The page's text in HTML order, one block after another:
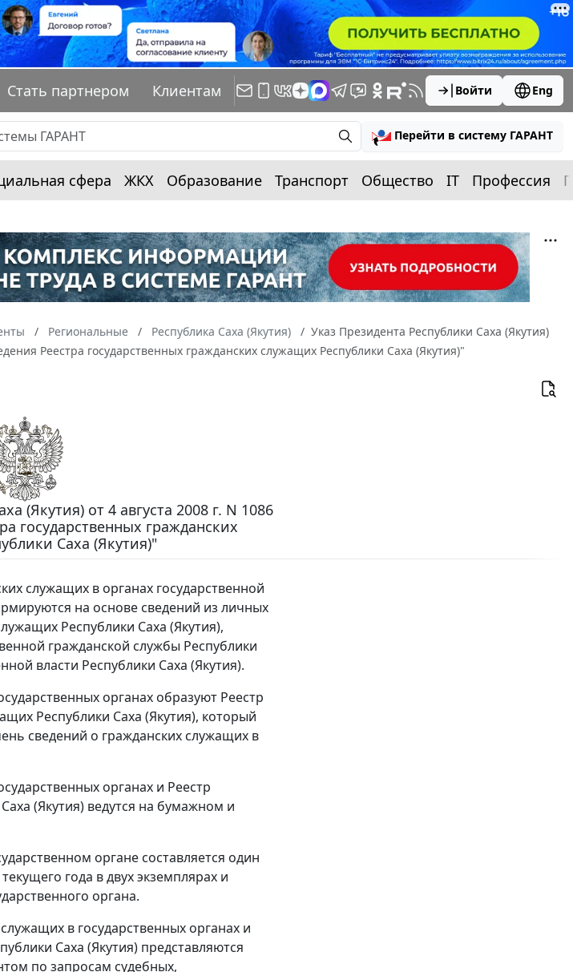
Стать партнером Клиентам Войти Eng
Перейти в систему ГАРАНТ
сфера ЖКХ Образование Транспорт Общество IT Профессия
Региональные Республика Саха (Якутия)
Указ Президента Республики Саха (Якутия)
Реестра государственных гражданских служащих Республики Саха (Якутия)"
(Якутия) от 4 августа 2008 г. N 1086
государственных гражданских
Саха (Якутия)"
служащих в органах государственной
на основе сведений из личных
Республики Саха (Якутия),
гражданской службы Республики
власти Республики Саха (Якутия).
органах образуют Реестр
Республики Саха (Якутия), который
сведений о гражданских служащих в
органах и Реестр
(Якутия) ведутся на бумажном и
органе составляется один
года в двух экземплярах и
органа.
в государственных органах и
Саха (Якутия) представляются
по запросам судебных,